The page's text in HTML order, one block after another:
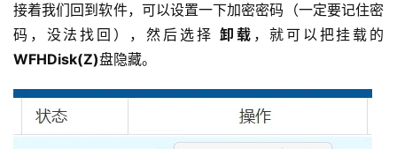
接着我们回到软件，可以设置一下加密密码（一定要记住密
码，没法找回），然后选择 卸载 ，就可以把挂载的
WFHDisk(Z)盘隐藏。